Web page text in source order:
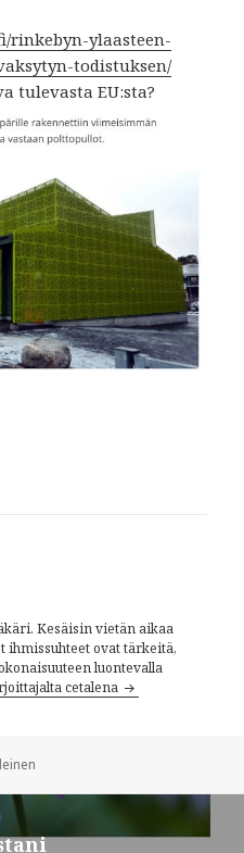
rinkebyn-ylaasteen-
todistuksen/
tulevasta EU:sta?
Kesäisin vietän aikaa
ihmissuhteet ovat tärkeitä,
luontevalla
cetalena